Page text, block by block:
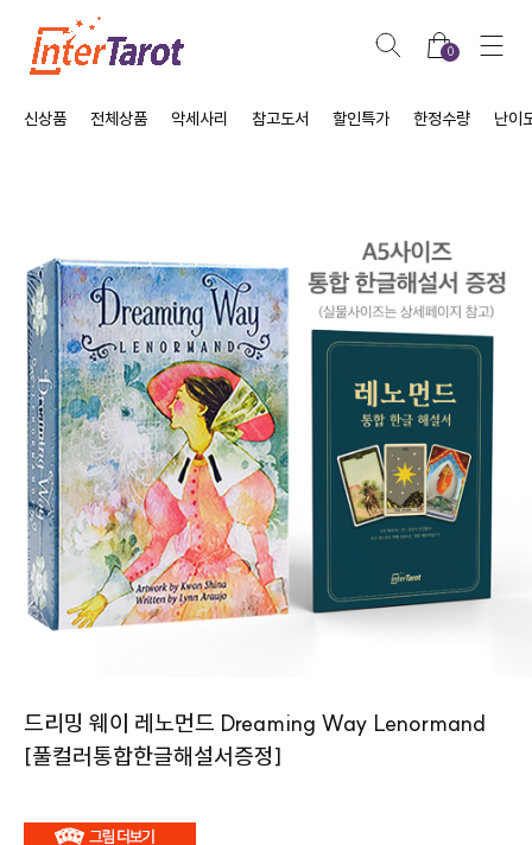
0
신상품 전체상품 악세사리 참고도서 할인특가 한정수량 난이
드리밍 웨이 레노먼드 Dreaming Way Lenormand
[풀컬러통합한글해설서증정]